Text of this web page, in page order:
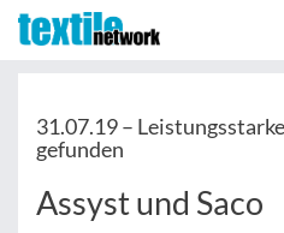
31.07.19 –
gefunden
Assyst und Saco